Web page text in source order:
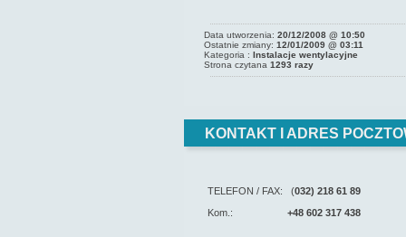
Data utworzenia: 20/12/2008 @ 10:50
Ostatnie zmiany: 12/01/2009 @ 03:11
Kategoria : Instalacje wentylacyjne
Strona czytana 1293 razy
KONTAKT I ADRES
TELEFON / FAX: (032) 218 61 89
Kom.: +48 602 317 438